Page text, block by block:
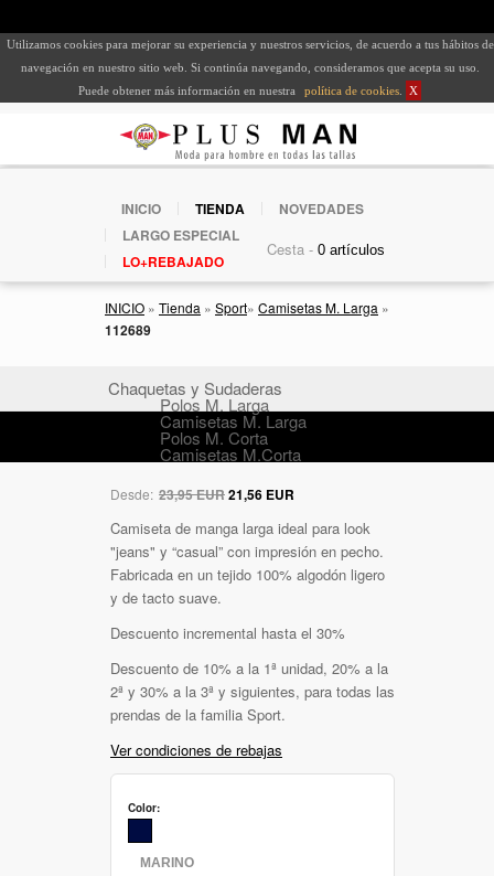
Utilizamos cookies para mejorar su experiencia y nuestros servicios, de acuerdo a tus hábitos de
navegación en nuestro sitio web. Si continúa navegando, consideramos que acepta su uso.
Puede obtener más información en nuestra
política de cookies X
INICIO TIENDA
NOVEDADES
LARGO ESPECIAL
LO+REBAJADO
Cesta -
INICIO » Tienda » Sport» Camisetas M. Larga »
112689
Chaquetas y Sudaderas
Polos M. Larga
Camisetas M. Larga
Polos M. Corta
Camisetas M.Corta
Desde: 23,95 EUR21,56 EUR
Camiseta de manga larga ideal para look
"jeans" y “casual” con impresión en pecho.
Fabricada en un tejido 100% algodón ligero
y de tacto suave.
Descuento incremental hasta el 30%
Descuento de 10% a la 1ª unidad, 20% a la
2ª y 30% a la 3ª y siguientes, para todas las
prendas de la familia Sport.
Ver condiciones de rebajas
Color: